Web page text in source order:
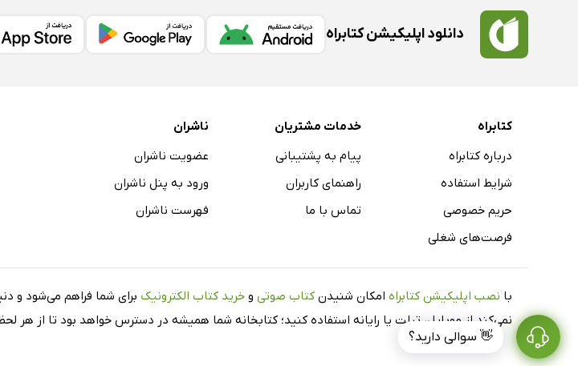
👋 سوالی دارید؟
دانلود اپلیکیشن کتابراه
کتابراه
درباره کتابراه
شرایط استفاده
حریم خصوصی
فرصت‌های شغلی
خدمات مشتریان
پیام به پشتیبانی
راهنمای کاربران
تماس با ما
ناشران
عضویت ناشران
ورود به پنل ناشران
فهرست ناشران
با نصب اپلیکیشن کتابراه امکان شنیدن کتاب صوتی و خرید کتاب الکترونیک برای شما فراهم می‌شود و
نمی‌کند از موبایل، تبلت یا رایانه استفاده کنید؛ کتابخانه شما همیشه در دسترس خواهد بود تا از هر